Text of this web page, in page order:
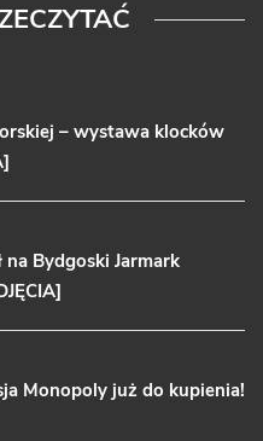
– wystawa klocków
Bydgoski Jarmark
Monopoly już do kupienia!